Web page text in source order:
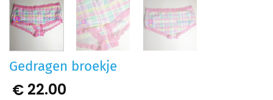
Gedragen broekje
€ 22.00